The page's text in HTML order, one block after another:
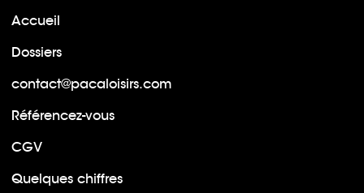
Accueil
Dossiers
contact@pacaloisirs.com
Référencez-vous
CGV
Quelques chiffres